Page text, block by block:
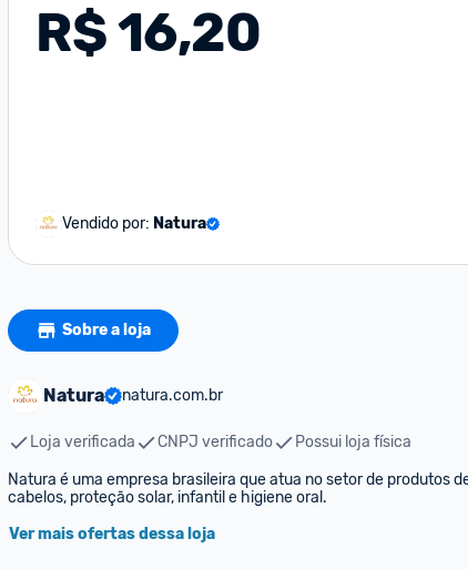
R$ 16,20
Vendido por: Natura
Sobre a loja
Natura natura.com.br
Loja verificada CNPJ verificado
Possui loja física
Natura é uma empresa brasileira que atua no setor de produtos
cabelos, proteção solar, infantil e higiene oral.
Ver mais ofertas dessa loja